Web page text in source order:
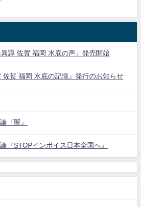
異譚 佐賀 福岡 水底の声』発売開始
佐賀 福岡 水底の記憶』発行のお知らせ
『闇』
『STOPインボイス日本全国へ』